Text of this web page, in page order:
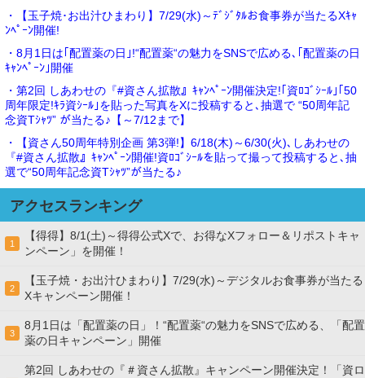
・【玉子焼･お出汁ひまわり】7/29(水)～ﾃﾞｼﾞﾀﾙお食事券が当たるXｷｬ
ﾝﾍﾟｰﾝ開催!
・8月1日は｢配置薬の日｣!“配置薬“の魅力をSNSで広める､｢配置薬の日
ｷｬﾝﾍﾟｰﾝ｣開催
・第2回 しあわせの『#資さん拡散』ｷｬﾝﾍﾟｰﾝ開催決定!｢資ﾛｺﾞｼｰﾙ｣｢50
周年限定!ｷﾗ資ｼｰﾙ｣を貼った写真をXに投稿すると､抽選で “50周年記
念資Tｼｬﾂ” が当たる♪【～7/12まで】
・【資さん50周年特別企画 第3弾!】6/18(木)～6/30(火)､しあわせの
『#資さん拡散』ｷｬﾝﾍﾟｰﾝ開催!資ﾛｺﾞｼｰﾙを貼って撮って投稿すると､抽
選で“50周年記念資Tｼｬﾂ”が当たる♪
アクセスランキング
1
【得得】8/1(土)～得得公式Xで、お得なXフォロー＆リポストキャ
ンペーン」を開催！
2
【玉子焼・お出汁ひまわり】7/29(水)～デジタルお食事券が当たる
Xキャンペーン開催！
3
8月1日は「配置薬の日」！“配置薬“の魅力をSNSで広める、「配置
薬の日キャンペーン」開催
第2回 しあわせの『＃資さん拡散』キャンペーン開催決定！「資ロ